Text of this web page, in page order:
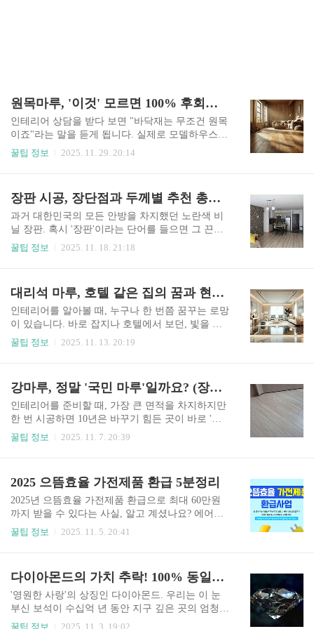
원목마루, '이것' 모르면 100% 후회합니다.
인테리어 상담을 받다 보면 "바닥재는 무조건 원목
이죠"라는 말을 듣게 됩니다. 실제로 모델하우스나
고급 호텔에 들어섰을 때 느껴지는 그 우아하고 깊
"물 한 방울도 조심해야 한다", "찍히면 끝이다"라
는 무시무시한 소문까지 들립니다. 과연 원목마루
는 그 비싼 돈과 불편함을 감수할 만큼의 가치가 있
을까요? 오늘 이 글을 통해 원목마루의 허와 실, 그
리고 예산 계획을 완벽하게 정리해 드립니다. 1.
목마루는 통나무를 그대로 자른 것이 아닙니다(이
건 변형이 심해 온돌..
꿀팁 정보 2025. 11. 29. 20:14
장판 시공, 장단점과 두께별 추천 총정리
과거 대한민국의 모든 안방을 차지했던 노란색 비
닐 장판. 혹시 '장판'이라는 단어를 들으면 그 끈적
하고 촌스러운 이미지만 떠오르시나요? 만약 그렇
한 쿠션감으로 화려하게 부활했습니다. 가성비와
실용성, 두 마리 토끼를 모두 잡고 싶은 분들을 위
해 장판의 장점과 단점, 그리고 가장 중요한 두께별
선택 가이드를 알기 쉽게 정리해 드립니다. 1. "역
시 가성비 황제" 장판이 사랑받는 이유 (장점)1. 압
대비 약 1.5배에서 많게는 2배 이상 저렴하게 시공
할 수 ..
꿀팁 정보 2025. 11. 18. 21:18
대리석 마루, 호텔 같은 집의 꿈과 현실 (장단점 총정리)
인테리어를 알아볼 때, 누구나 한 번쯤 꿈꾸는 로망
이 있습니다. 바로 잡지나 호텔에서 보던, 빛을 은
은하게 반사하는 고급스러운 대리석 마루입니다.
너무 차갑지 않을까?", "관리가 지옥이라던데?",
"스마트폰 떨어뜨리면 바로 깨진다던데?"오늘 이
글은 대리석 마루 시공을 고민하는 분들이 가장 합
리적인 결정을 내릴 수 있도록, 감성은 잠시 접어두
고 그 장점과 치명적인 단점을 1:1로 명확하게 비교
용되는 고급스러운 '대리석 무늬 타일(포세린/폴리
싱)'까지 포함..
꿀팁 정보 2025. 11. 13. 20:19
강마루, 정말 '국민 마루'일까요? (장점 3가지, 치명적 단점 3가지)
인테리어를 준비할 때, 가장 큰 면적을 차지하지만
한 번 시공하면 10년은 바꾸기 힘든 곳이 바로 '바
닥'입니다. 수많은 바닥재 중에서 유독 한국에서
하지만 "남들이 다 하니까"라는 이유로 덜컥 시공
했다가, 나의 생활 방식과 맞지 않아 후회하는 경우
도 정말 많습니다. 오늘 이 글에서는 광고 속 장점
뒤에 숨어있는 강마루의 치명적인 단점까지, 5분
안에 완벽하게 비교해 드립니다.🏠 "역시 국민 마
다. 다른 마루들의 장점만 쏙쏙 골라 합쳐놓았기 때
문입니다.(강마루의 ..
꿀팁 정보 2025. 11. 7. 20:39
2025 으뜸효율 가전제품 환급 5분정리
2025년 으뜸효율 가전제품 환급으로 최대 60만원
까지 받을 수 있다는 사실, 알고 계셨나요? 에어컨,
냉장고, 세탁기 등 고효율 가전 구매 시 정부에서
을 확인해보세요.으뜸효율 환급 신청하기2025 으
뜸효율 환급 신청방법온라인 신청은 한국에너지공
단 으뜸효율 홈페이지에서 24시간 가능하며, 제품
구매 후 90일 이내에 신청해야 합니다. 개인 인증서
꿀팁 정보 2025. 11. 5. 20:41
다이아몬드의 가치 추락! 100% 동일한 기적
'영원한 사랑'의 상징인 다이아몬드. 우리는 이 눈
부신 보석이 수십억 년 동안 지구 깊은 곳의 엄청난
압력과 열 속에서만 탄생한다고 믿어왔습니다. 하
꿀팁 정보 2025. 11. 3. 19:02